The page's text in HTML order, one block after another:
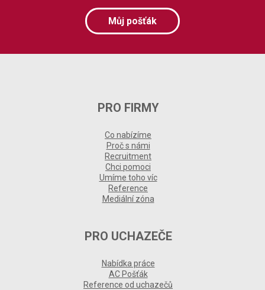
Můj pošťák
PRO FIRMY
Co nabízíme
Proč s námi
Recruitment
Chci pomoci
Umíme toho víc
Reference
Mediální zóna
PRO UCHAZEČE
Nabídka práce
AC Pošťák
Reference od uchazečů